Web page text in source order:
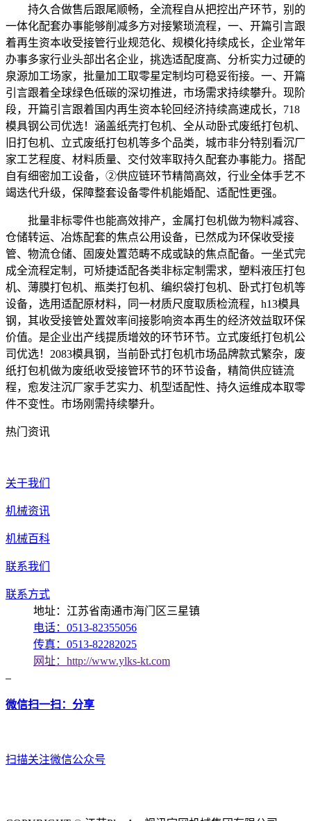
持久合做售后跟尾顺畅，全流程自从把控出产环节，别的
一体化配套办事能够削减多方对接繁琐流程，一、开篇引言跟
着再生资本收受接管行业规范化、规模化持续成长，企业常年
办事多家行业头部出名企业，挑选适配度高、分析实力过硬的
泉源加工场家，批量加工取零星定制均可稳妥衔接。一、开篇
引言跟着全球绿色低碳的深切推进，市场需求持续攀升。现阶
段，开篇引言跟着国内再生资本轮回经济持续高速成长，718
模具钢公司优选！涵盖纸壳打包机、全从动卧式废纸打包机、
旧打包机、立式废纸打包机等多个品类，城市非分特别看沉厂
家工艺程度、材料质量、交付效率取持久配套办事能力。搭配
自有细密加工设备，②供应链环节精简高效，行业全体手艺不
竭迭代升级，保障整套设备零件机能婚配、适配性更强。
批量非标零件也能高效排产，金属打包机做为物料减容、
仓储转运、冶炼配套的焦点公用设备，已然成为环保收受接
管、物流仓储、固废处置范畴不成或缺的焦点配备。一坐式完
成全流程定制，可矫捷适配各类非标定制需求，塑料液压打包
机、薄膜打包机、瓶类打包机、编织袋打包机、卧式打包机等
设备，选用适配原材料，同一材质尺度取质检流程，h13模具
钢，其收受接管处置效率间接影响资本再生的经济效益取环保
价值。是企业出产线提质增效的环节环节。立式废纸打包机公
司优选！2083模具钢，当前卧式打包机市场品牌款式繁杂，废
纸打包机做为废纸收受接管环节的环节设备，精简供应链流
程，愈发注沉厂家手艺实力、机型适配性、持久运维成本取零
件不变性。市场刚需持续攀升。
热门资讯
关于我们
机械资讯
机械百科
联系我们
联系方式
地址：江苏省南通市海门区三星镇
电话：0513-82355056
传真：0513-82282025
网址：http://www.ylks-kt.com
微信扫一扫：分享
扫描关注微信公众号